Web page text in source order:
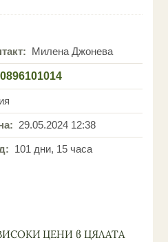
Милена Джонева
0896101014
29.05.2024 12:38
101 дни, 15 часа
ЦЕНИ в ЦЯЛАТА